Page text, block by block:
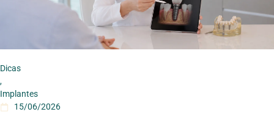
Dicas
,
Implantes
15/06/2026